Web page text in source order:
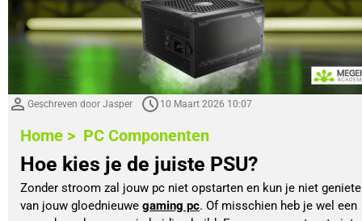
Geschreven door Jasper 10 Maart 2026 10:07
Home > PC Componenten
Hoe kies je de juiste PSU?
Zonder stroom zal jouw pc niet opstarten en kun je niet
van jouw gloednieuwe gaming pc. Of misschien heb je wel een